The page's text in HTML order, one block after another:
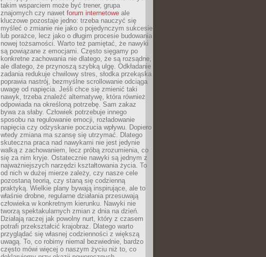
takim wsparciem może być trener, grupa
znajomych czy nawet forum internetowe ale
kluczowe pozostaje jedno: trzeba nauczyć się
myśleć o zmianie nie jako o pojedynczym sukcesie
lub porażce, lecz jako o długim procesie budowania
nowej tożsamości. Warto też pamiętać, że nawyki
są powiązane z emocjami. Często sięgamy po
konkretne zachowania nie dlatego, że są rozsądne,
ale dlatego, że przynoszą szybką ulgę. Odkładanie
zadania redukuje chwilowy stres, słodka przekąska
poprawia nastrój, bezmyślne scrollowanie odciąga
uwagę od napięcia. Jeśli chce się zmienić taki
nawyk, trzeba znaleźć alternatywę, która również
odpowiada na określoną potrzebę. Sam zakaz
bywa za słaby. Człowiek potrzebuje innego
sposobu na regulowanie emocji, rozładowanie
napięcia czy odzyskanie poczucia wpływu. Dopiero
wtedy zmiana ma szansę się utrzymać. Dlatego
skuteczna praca nad nawykami nie jest jedynie
walką z zachowaniem, lecz próbą zrozumienia, co
się za nim kryje. Ostatecznie nawyki są jednym z
najważniejszych narzędzi kształtowania życia. To
od nich w dużej mierze zależy, czy nasze cele
pozostaną teorią, czy staną się codzienną
praktyką. Wielkie plany bywają inspirujące, ale to
właśnie drobne, regularne działania przesuwają
człowieka w konkretnym kierunku. Nawyki nie
tworzą spektakularnych zmian z dnia na dzień.
Działają raczej jak powolny nurt, który z czasem
potrafi przekształcić krajobraz. Dlatego warto
przyglądać się własnej codzienności z większą
uwagą. To, co robimy niemal bezwiednie, bardzo
często mówi więcej o naszym życiu niż to, co